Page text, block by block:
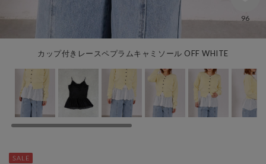
カップ付きレースペプラムキャミソール OFF WHITE
96